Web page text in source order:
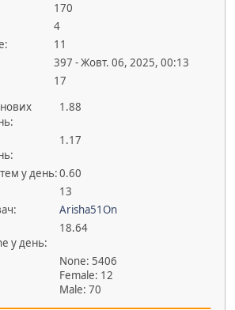
170
4
11
397 - Жовт. 06, 2025, 00:13
17
нових
1.88
1.17
у день:0.60
13
Arisha51On
у день:
18.64
None: 5406
Female: 12
Male: 70